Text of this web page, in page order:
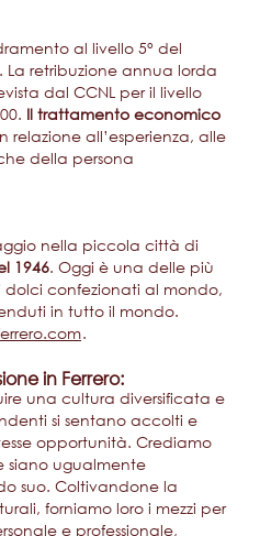
al livello 5° del
La retribuzione annua lorda
dal CCNL per il livello
Il trattamento economico
relazione all’esperienza, alle
della persona
nella piccola città di
1946. Oggi è una delle più
confezionati al mondo,
in tutto il mondo.
.
in Ferrero:
una cultura diversificata e
si sentano accolti e
opportunità. Crediamo
siano ugualmente
suo. Coltivandone la
forniamo loro i mezzi per
e professionale,